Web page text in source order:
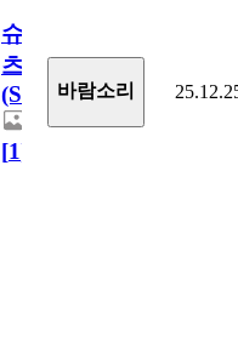
슈
츠
(Suits)
[1]
바람소리